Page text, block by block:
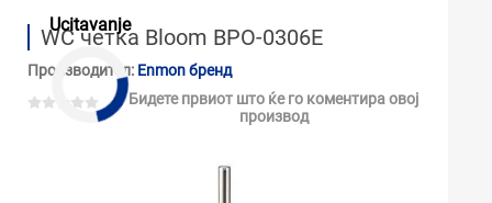
Ucitavanje
WC четка Bloom BPO-0306E
Производител: Enmon бренд
Бидете првиот што ќе го коментира овој
производ